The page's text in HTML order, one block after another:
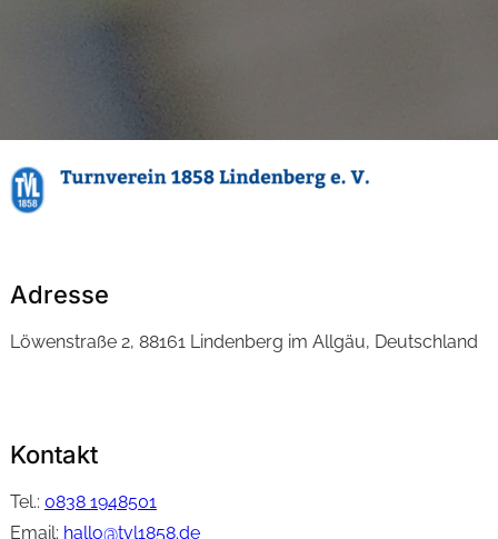
Adresse
Löwenstraße 2, 88161 Lindenberg im Allgäu, Deutschland
Kontakt
Tel.: 0838 1948501
Email: hallo@tvl1858.de